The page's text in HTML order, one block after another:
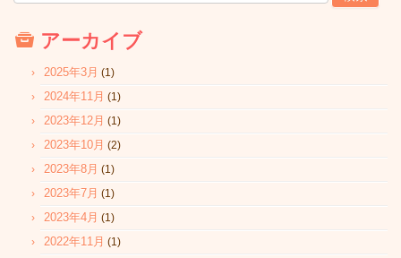
アーカイブ
2025年3月 (1)
2024年11月 (1)
2023年12月 (1)
2023年10月 (2)
2023年8月 (1)
2023年7月 (1)
2023年4月 (1)
2022年11月 (1)